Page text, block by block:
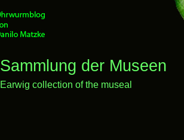
Sammlung der Museen
Earwig collection of the museal